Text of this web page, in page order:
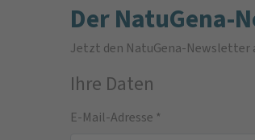
Der NatuGena-
Jetzt den NatuGena-Newsletter
Ihre Daten
E-Mail-Adresse *